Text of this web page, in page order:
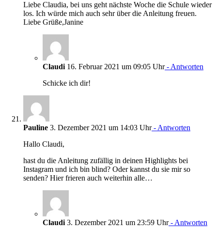
Liebe Claudia, bei uns geht nächste Woche die Schule wieder
los. Ich würde mich auch sehr über die Anleitung freuen.
Liebe Grüße,Janine
Claudi 16. Februar 2021 um 09:05 Uhr- Antworten
Schicke ich dir!
Pauline 3. Dezember 2021 um 14:03 Uhr- Antworten
Hallo Claudi,
hast du die Anleitung zufällig in deinen Highlights bei
Instagram und ich bin blind? Oder kannst du sie mir so
senden? Hier frieren auch weiterhin alle…
Claudi 3. Dezember 2021 um 23:59 Uhr- Antworten